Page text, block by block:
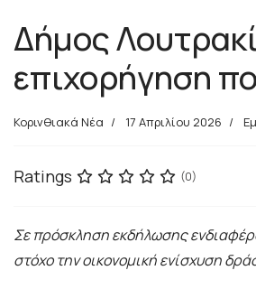
Δήμος
επιχορήγηση
Κορινθιακά Νέα 17 Απριλίου 2026
Ratings (0)
Σε πρόσκληση εκδήλωσης
στόχο την οικονομική ενίσχυση